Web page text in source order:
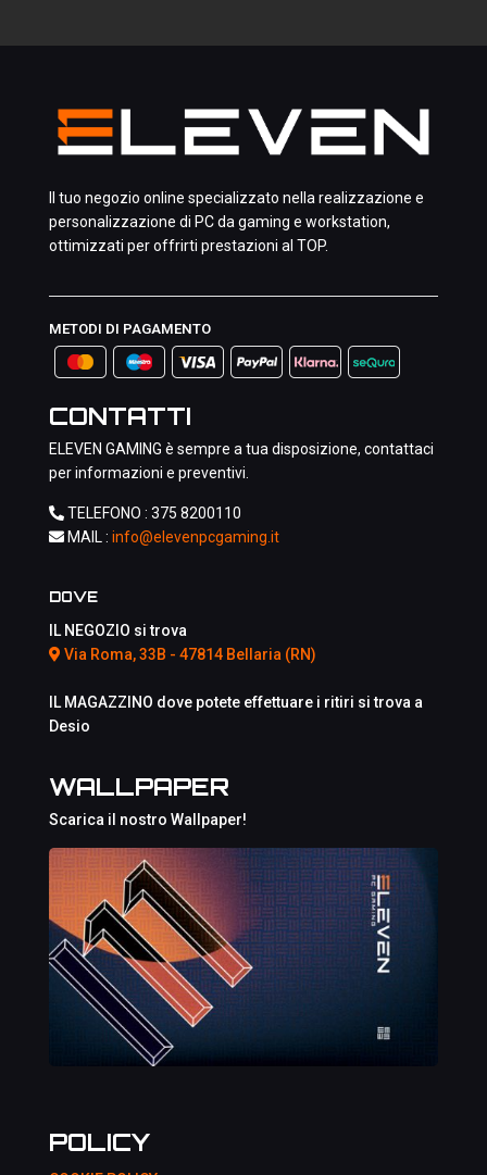
Il tuo negozio online specializzato nella realizzazione e
personalizzazione di PC da gaming e workstation,
ottimizzati per offrirti prestazioni al TOP.
METODI DI PAGAMENTO
CONTATTI
ELEVEN GAMING è sempre a tua disposizione, contattaci
per informazioni e preventivi.
TELEFONO : 375 8200110
MAIL : info@elevenpcgaming.it
DOVE
IL NEGOZIO si trova
Via Roma, 33B - 47814 Bellaria (RN)
IL MAGAZZINO dove potete effettuare i ritiri si trova a
Desio
WALLPAPER
Scarica il nostro Wallpaper!
POLICY